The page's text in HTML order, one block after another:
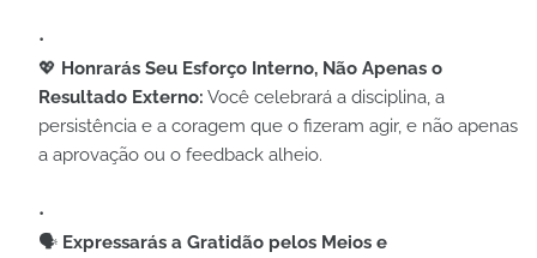
💖 Honrarás Seu Esforço Interno, Não Apenas o
Resultado Externo: Você celebrará a disciplina, a
persistência e a coragem que o fizeram agir, e não apenas
a aprovação ou o feedback alheio.
🗣️ Expressarás a Gratidão pelos Meios e